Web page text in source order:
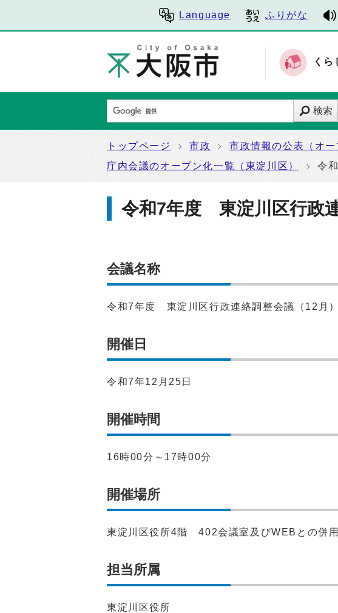
Language ふりがな
くら
検索
トップページ 市政 市政情報の公表（オー
庁内会議のオープン化一覧（東淀川区）
令
令和7年度 東淀川区行政
会議名称
令和7年度 東淀川区行政連絡調整会議（12月）
開催日
令和7年12月25日
開催時間
16時00分～17時00分
開催場所
東淀川区役所4階 402会議室及びWEBとの併用
担当所属
東淀川区役所